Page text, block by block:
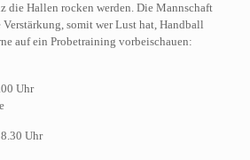
die Hallen rocken werden. Die Mannschaft
somit wer Lust hat, Handball
auf ein Probetraining vorbeischauen:
Uhr
Uhr